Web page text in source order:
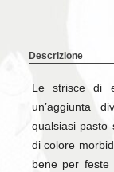
Descrizione
Le strisce di
un’aggiunta
qualsiasi pasto
di colore
bene per feste